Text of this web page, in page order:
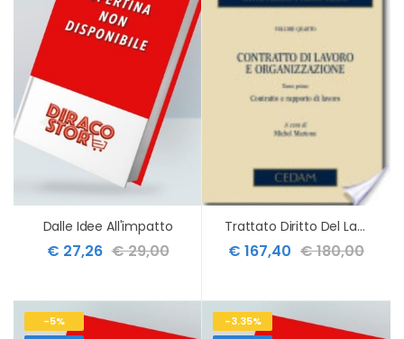
Dalle Idee All'impatto
€ 27,26 € 29,00
Trattato Diritto Del Lavoro 4
€ 167,40 € 180,00
-5%
-3.35%